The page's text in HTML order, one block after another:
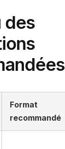
des
Format
recommandé